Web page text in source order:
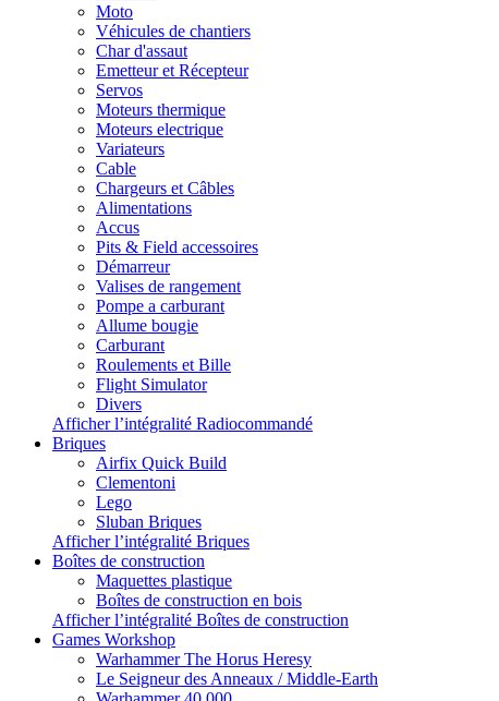
Moto
Véhicules de chantiers
Char d'assaut
Emetteur et Récepteur
Servos
Moteurs thermique
Moteurs electrique
Variateurs
Cable
Chargeurs et Câbles
Alimentations
Accus
Pits & Field accessoires
Démarreur
Valises de rangement
Pompe a carburant
Allume bougie
Carburant
Roulements et Bille
Flight Simulator
Divers
Afficher l’intégralité Radiocommandé
Briques
Airfix Quick Build
Clementoni
Lego
Sluban Briques
Afficher l’intégralité Briques
Boîtes de construction
Maquettes plastique
Boîtes de construction en bois
Afficher l’intégralité Boîtes de construction
Games Workshop
Warhammer The Horus Heresy
Le Seigneur des Anneaux / Middle-Earth